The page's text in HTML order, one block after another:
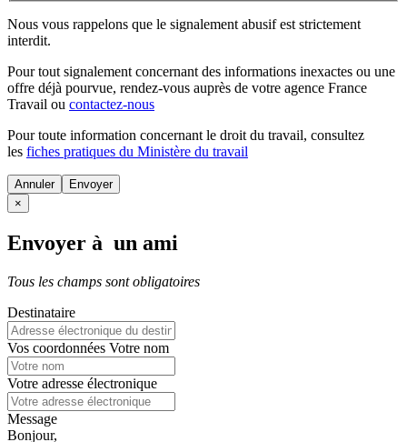
Nous vous rappelons que le signalement abusif est strictement
interdit.
Pour tout signalement concernant des informations inexactes ou une
offre déjà pourvue, rendez-vous auprès de votre agence France
Travail ou contactez-nous
Pour toute information concernant le droit du travail, consultez
les fiches pratiques du Ministère du travail
Annuler
×
Envoyer à un ami
Tous les champs sont obligatoires
Destinataire
Vos coordonnées Votre nom
Votre adresse électronique
Message
Bonjour,